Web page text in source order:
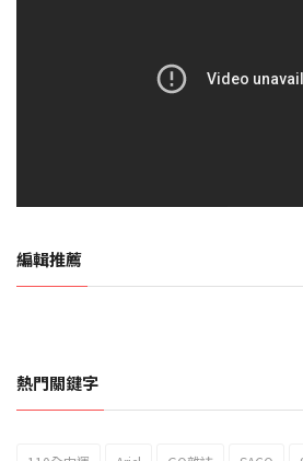
編輯推薦
熱門關鍵字